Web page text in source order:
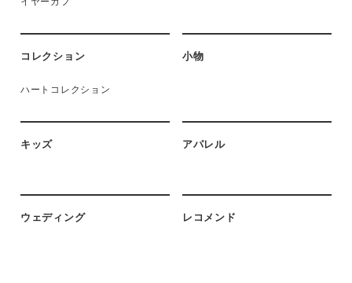
コレクション
ハートコレクション
小物
キッズ アパレル
ウェディング レコメンド